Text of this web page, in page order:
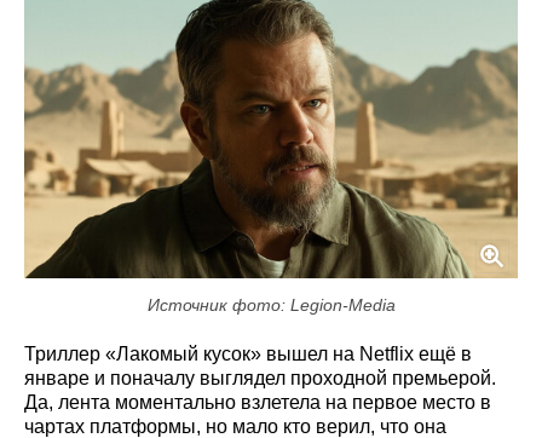
Источник фото: Legion-Media
Триллер «Лакомый кусок» вышел на Netflix ещё в
январе и поначалу выглядел проходной премьерой.
Да, лента моментально взлетела на первое место в
чартах платформы, но мало кто верил, что она